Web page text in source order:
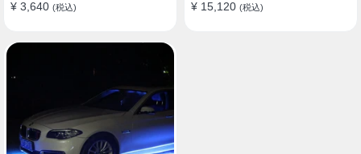
¥ 3,640 (税込) ¥ 15,120 (税込)